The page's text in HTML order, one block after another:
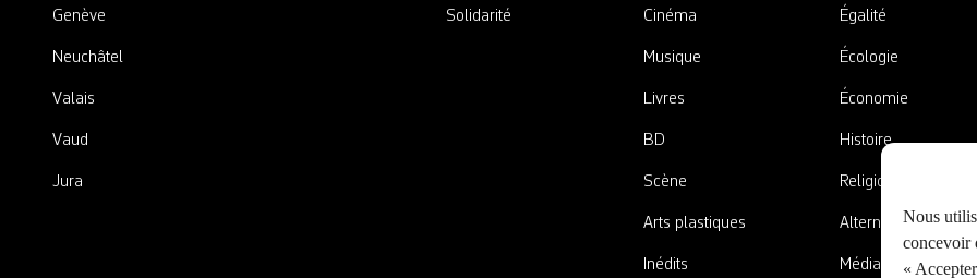
Nous
concevoir
«
Genève
Neuchâtel
Valais
Vaud
Jura
Solidarité Cinéma
Musique
Livres
BD
Scène
Arts plastiques
Inédits
Égalité
Écologie
Économie
Histoire
Religions
Alternatives
Médias